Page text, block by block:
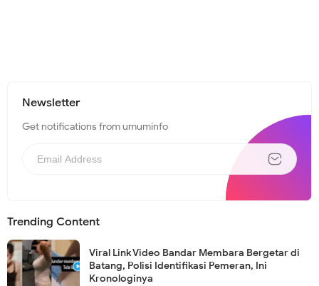
Newsletter
Get notifications from umuminfo
Trending Content
Viral Link Video Bandar Membara Bergetar di
Batang, Polisi Identifikasi Pemeran, Ini
Kronologinya